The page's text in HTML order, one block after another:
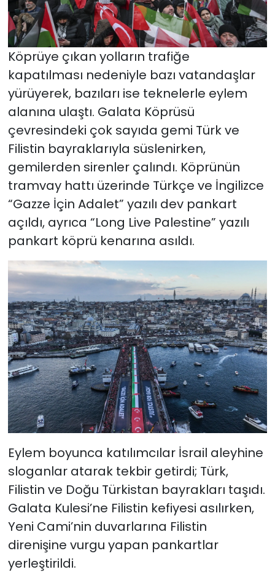
Köprüye çıkan yolların trafiğe
kapatılması nedeniyle bazı vatandaşlar
yürüyerek, bazıları ise teknelerle eylem
alanına ulaştı. Galata Köprüsü
çevresindeki çok sayıda gemi Türk ve
Filistin bayraklarıyla süslenirken,
gemilerden sirenler çalındı. Köprünün
tramvay hattı üzerinde Türkçe ve İngilizce
“Gazze İçin Adalet” yazılı dev pankart
açıldı, ayrıca “Long Live Palestine” yazılı
pankart köprü kenarına asıldı.
Eylem boyunca katılımcılar İsrail aleyhine
sloganlar atarak tekbir getirdi; Türk,
Filistin ve Doğu Türkistan bayrakları taşıdı.
Galata Kulesi’ne Filistin kefiyesi asılırken,
Yeni Cami’nin duvarlarına Filistin
direnişine vurgu yapan pankartlar
yerleştirildi.